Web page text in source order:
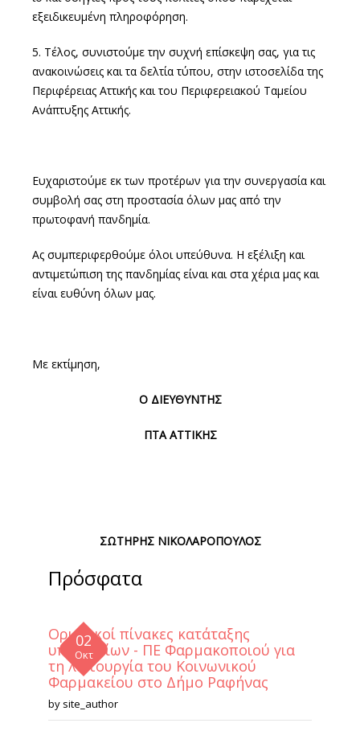
εξειδικευμένη πληροφόρηση.
5. Τέλος, συνιστούμε την συχνή επίσκεψη σας, για τις
ανακοινώσεις και τα δελτία τύπου, στην ιστοσελίδα της
Περιφέρειας Αττικής και του Περιφερειακού Ταμείου
Ανάπτυξης Αττικής.
Ευχαριστούμε εκ των προτέρων για την συνεργασία και
συμβολή σας στη προστασία όλων μας από την
πρωτοφανή πανδημία.
Ας συμπεριφερθούμε όλοι υπεύθυνα. Η εξέλιξη και
αντιμετώπιση της πανδημίας είναι και στα χέρια μας και
είναι ευθύνη όλων μας.
Με εκτίμηση,
Ο ΔΙΕΥΘΥΝΤΗΣ
ΠΤΑ ΑΤΤΙΚΗΣ
ΣΩΤΗΡΗΣ ΝΙΚΟΛΑΡΟΠΟΥΛΟΣ
Πρόσφατα
02
Οκτ
Οριστικοί πίνακες κατάταξης
υποψηφίων - ΠΕ Φαρμακοποιού για
τη λειτουργία του Κοινωνικού
Φαρμακείου στο Δήμο Ραφήνας
by site_author